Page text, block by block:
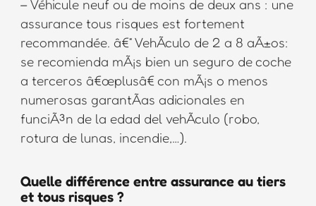
– Véhicule neuf ou de moins de deux ans : une
assurance tous risques est fortement
recommandée. â€“ VehÃculo de 2 a 8 aÃ±os:
se recomienda mÃ¡s bien un seguro de coche
a terceros â€œplusâ€ con mÃ¡s o menos
numerosas garantÃas adicionales en
funciÃ³n de la edad del vehÃculo (robo,
rotura de lunas, incendie,…).
Quelle différence entre assurance au tiers
et tous risques ?